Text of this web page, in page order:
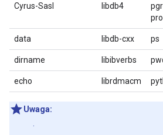
Cyrus-Sasl libdb4
data libdb-cxx ps
dirname libibverbs
echo librdmacm
Uwaga: